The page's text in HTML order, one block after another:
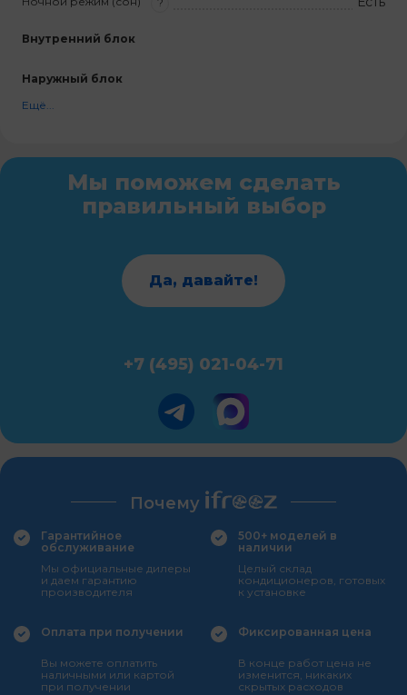
Внутренний блок
Наружный блок
Ещё...
Мы поможем сделать
правильный выбор
Да, давайте!
+7 (495) 021-04-71
Почему
Гарантийное
обслуживание
Мы официальные дилеры
и даем гарантию
производителя
500+ моделей в
наличии
Целый склад
кондиционеров, готовых
к установке
Оплата при получении
Вы можете оплатить
наличными или картой
при получении
Фиксированная цена
В конце работ цена не
изменится, никаких
скрытых расходов